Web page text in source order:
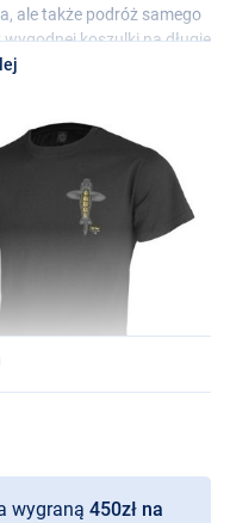
ale także podróż samego
koszulki na długie
dodatku do swojej
wygraną 450zł na